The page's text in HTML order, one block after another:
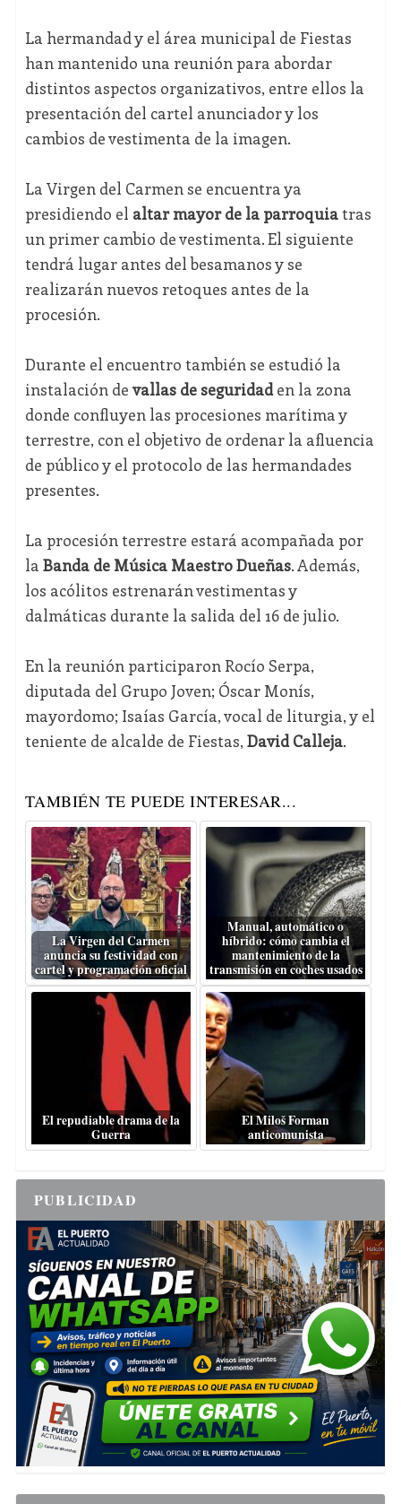
La hermandad y el área municipal de Fiestas
han mantenido una reunión para abordar
distintos aspectos organizativos, entre ellos la
presentación del cartel anunciador y los
cambios de vestimenta de la imagen.
La Virgen del Carmen se encuentra ya
presidiendo el altar mayor de la parroquiatras
un primer cambio de vestimenta. El siguiente
tendrá lugar antes del besamanos y se
realizarán nuevos retoques antes de la
procesión.
Durante el encuentro también se estudió la
instalación de vallas de seguridaden la zona
donde confluyen las procesiones marítima y
terrestre, con el objetivo de ordenar la afluencia
de público y el protocolo de las hermandades
presentes.
La procesión terrestre estará acompañada por
la Banda de Música Maestro Dueñas. Además,
los acólitos estrenarán vestimentas y
dalmáticas durante la salida del 16 de julio.
En la reunión participaron Rocío Serpa,
diputada del Grupo Joven; Óscar Monís,
mayordomo; Isaías García, vocal de liturgia, y el
teniente de alcalde de Fiestas, David Calleja.
TAMBIÉN TE PUEDE INTERESAR...
La Virgen del Carmen
anuncia su festividad con
cartel y programación oficial
Manual, automático o
híbrido: cómo cambia el
mantenimiento de la
transmisión en coches usados
El repudiable drama de la
Guerra
El Miloš Forman
anticomunista
PUBLICIDAD